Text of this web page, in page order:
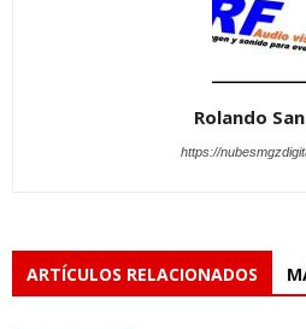
Rolando
https://
ARTÍCULOS RELACIONADOS